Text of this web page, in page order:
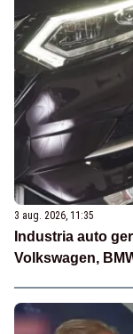
3 aug. 2026, 11:35
Industria auto
Volkswagen,